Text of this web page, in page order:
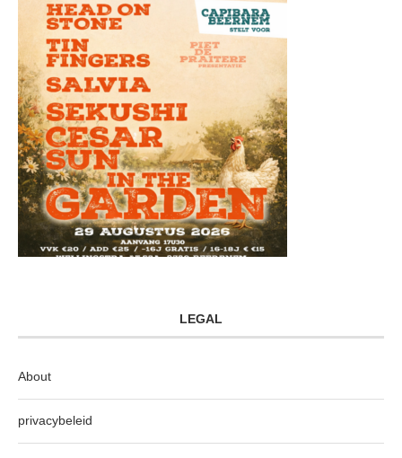
LEGAL
About
privacybeleid